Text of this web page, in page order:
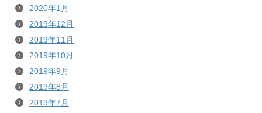
2020年1月
2019年12月
2019年11月
2019年10月
2019年9月
2019年8月
2019年7月